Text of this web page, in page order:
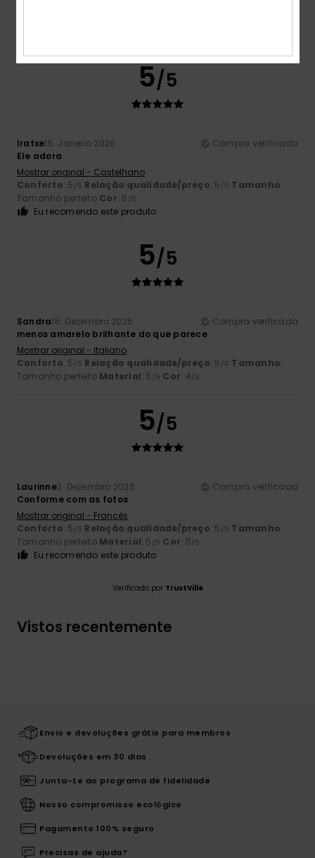
5/5
Iratxe15. Janeiro 2026
Compra verificada
Ele adora
Mostrar original - Castelhano
Conforto: 5 /5 Relação qualidade/preço: 5 /5 Tamanho:
Tamanho perfeito Cor: 5 /5
Eu recomendo este produto
5/5
Sandra15. Dezembro 2025
Compra verificada
menos amarelo brilhante do que parece
Mostrar original - Italiano
Conforto: 5 /5 Relação qualidade/preço: 5 /5 Tamanho:
Tamanho perfeito Material: 5 /5 Cor: 4/5
5/5
Laurinne2. Dezembro 2025
Compra verificada
Conforme com as fotos
Mostrar original - Francês
Conforto: 5 /5 Relação qualidade/preço: 5 /5 Tamanho:
Tamanho perfeito Material: 5 /5 Cor: 5/5
Eu recomendo este produto
Verificado por TrustVille
Vistos recentemente
Envio e devoluções grátis para membros
Devoluções em 30 dias
Junta-te ao programa de fidelidade
Nosso compromisso ecológico
Pagamento 100% seguro
Precisas de ajuda?